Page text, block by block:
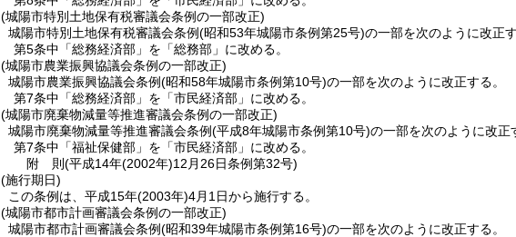
(城陽市特別土地保有税審議会条例の一部改正)
城陽市特別土地保有税審議会条例(昭和53年城陽市条例第25号)の一部を次のように改正す
第5条中「総務経済部」を「総務部」に改める。
(城陽市農業振興協議会条例の一部改正)
城陽市農業振興協議会条例(昭和58年城陽市条例第10号)の一部を次のように改正する。
第7条中「総務経済部」を「市民経済部」に改める。
(城陽市廃棄物減量等推進審議会条例の一部改正)
城陽市廃棄物減量等推進審議会条例(平成8年城陽市条例第10号)の一部を次のように改正
第7条中「福祉保健部」を「市民経済部」に改める。
附 則(平成14年(2002年)12月26日条例第32号)
(施行期日)
この条例は、平成15年(2003年)4月1日から施行する。
(城陽市都市計画審議会条例の一部改正)
城陽市都市計画審議会条例(昭和39年城陽市条例第16号)の一部を次のように改正する。